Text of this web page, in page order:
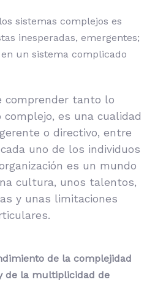
sistemas complejos es
inesperadas, emergentes;
un sistema complicado
comprender tanto lo
es una cualidad
o directivo, entre
uno de los individuos
es un mundo
cultura, unos talentos,
y unas limitaciones
de la complejidad
de la multiplicidad de